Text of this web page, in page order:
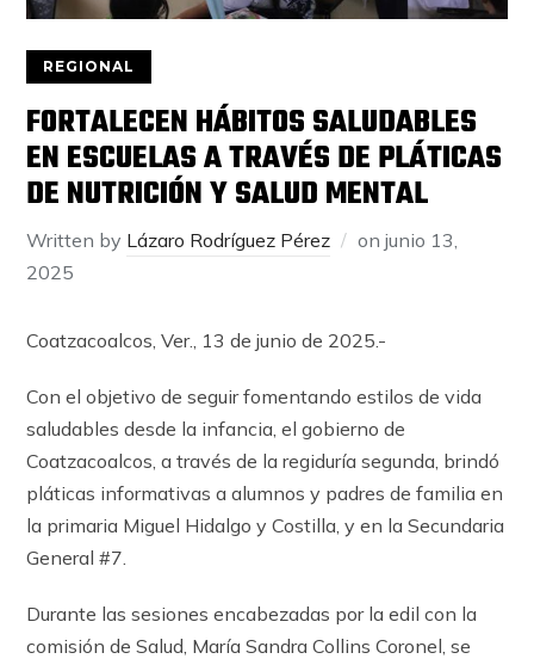
REGIONAL
FORTALECEN HÁBITOS SALUDABLES
EN ESCUELAS A TRAVÉS DE PLÁTICAS
DE NUTRICIÓN Y SALUD MENTAL
Written by Lázaro Rodríguez Pérez onjunio 13,
2025
Coatzacoalcos, Ver., 13 de junio de 2025.-
Con el objetivo de seguir fomentando estilos de vida
saludables desde la infancia, el gobierno de
Coatzacoalcos, a través de la regiduría segunda, brindó
pláticas informativas a alumnos y padres de familia en
la primaria Miguel Hidalgo y Costilla, y en la Secundaria
General #7.
Durante las sesiones encabezadas por la edil con la
comisión de Salud, María Sandra Collins Coronel, se